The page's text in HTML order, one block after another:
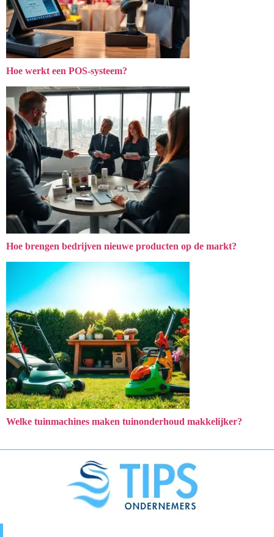
Hoe werkt een POS-systeem?
Hoe brengen bedrijven nieuwe producten op de markt?
Welke tuinmachines maken tuinonderhoud makkelijker?